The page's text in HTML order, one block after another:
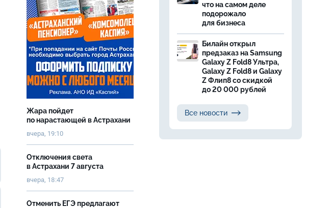
Жара пойдет
по нарастающей в Астрахани
вчера, 19:10
Отключения света
в Астрахани 7 августа
вчера, 18:47
Отменить ЕГЭ предлагают
что на самом деле
подорожало
для бизнеса
Билайн открыл
предзаказ на Samsung
Galaxy Z Fold8 Ультра,
Galaxy Z Fold8 и Galaxy
Z Флип8 со скидкой
до 20 000 рублей
Все новости